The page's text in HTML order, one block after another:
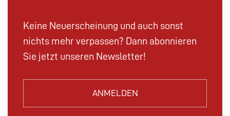
Keine Neuerscheinung und auch sonst
nichts mehr verpassen? Dann abonnieren
Sie jetzt unseren Newsletter!
ANMELDEN